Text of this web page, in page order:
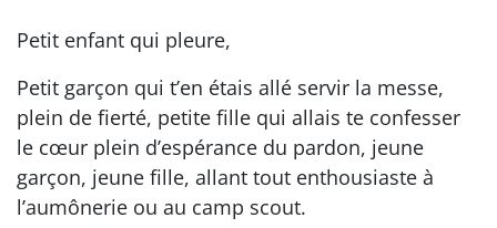
Petit enfant qui pleure,
Petit garçon qui t’en étais allé servir la messe,
plein de fierté, petite fille qui allais te confesser
le cœur plein d’espérance du pardon, jeune
garçon, jeune fille, allant tout enthousiaste à
l’aumônerie ou au camp scout.